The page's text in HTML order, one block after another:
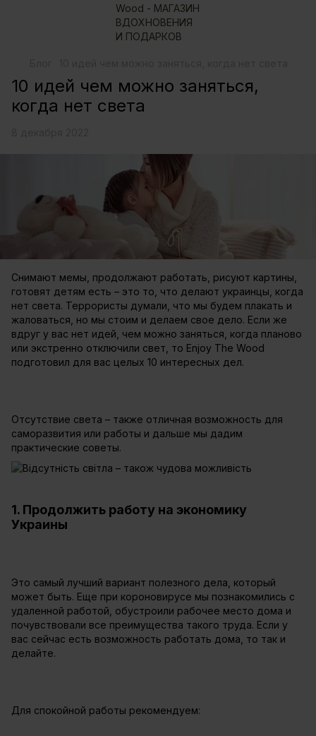
10 идей чем можно заняться,
когда нет света
Снимают мемы, продолжают работать, рисуют картины,
готовят детям есть – это то, что делают украинцы, когда
нет света. Террористы думали, что мы будем плакать и
жаловаться, но мы стоим и делаем свое дело. Если же
вдруг у вас нет идей, чем можно заняться, когда планово
или экстренно отключили свет, то Enjoy The Wood
подготовил для вас целых 10 интересных дел.
Отсутствие света – также отличная возможность для
саморазвития или работы и дальше мы дадим
практические советы.
1. Продолжить работу на экономику
Украины
Это самый лучший вариант полезного дела, который
может быть. Еще при короновирусе мы познакомились с
удаленной работой, обустроили рабочее место дома и
почувствовали все преимущества такого труда. Если у
вас сейчас есть возможность работать дома, то так и
делайте.
Для спокойной работы рекомендуем: